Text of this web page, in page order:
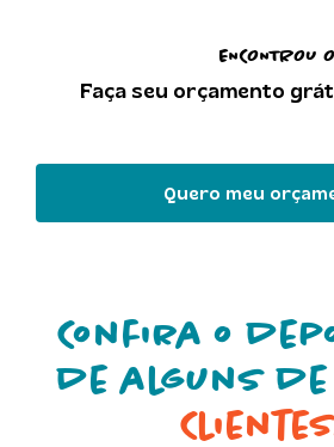
ENCONTROU
Faça seu orçamento
Quero meu
Confira o
de alguns de